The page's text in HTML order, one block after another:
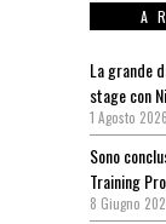
La grande
stage con
1 Agosto 2026
Sono
Training
8 Giugno